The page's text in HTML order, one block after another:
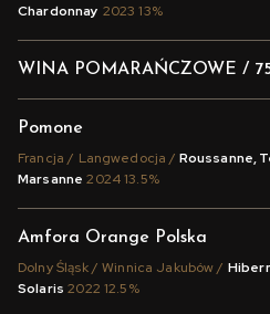
Chardonnay 2023 13%
WINA POMARAŃCZOWE /
Pomone
Francja / Langwedocja / Roussanne,
Marsanne 2024 13.5%
Amfora Orange Polska
Dolny Śląsk / Winnica Jakubów /
Solaris 2022 12.5%